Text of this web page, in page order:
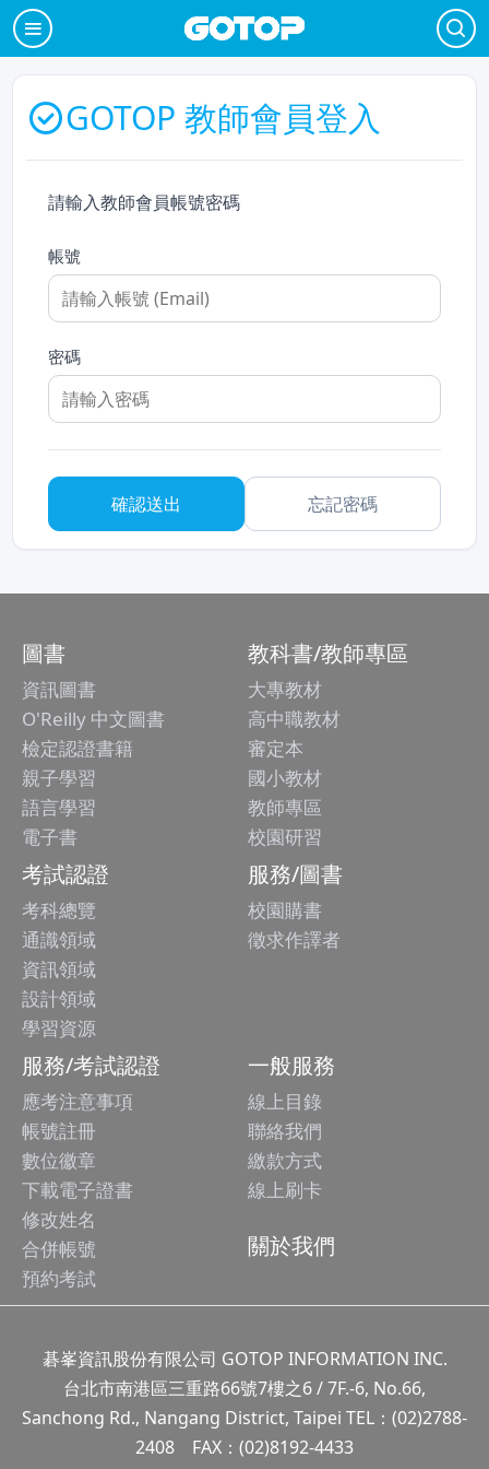
GOTOP 教師會員登入
請輸入教師會員帳號密碼
帳號
密碼
忘記密碼
圖書
資訊圖書
O'Reilly 中文圖書
檢定認證書籍
親子學習
語言學習
電子書
教科書/教師專區
大專教材
高中職教材
審定本
國小教材
教師專區
校園研習
考試認證
考科總覽
通識領域
資訊領域
設計領域
學習資源
服務/圖書
校園購書
徵求作譯者
服務/考試認證
應考注意事項
帳號註冊
數位徽章
下載電子證書
修改姓名
合併帳號
預約考試
一般服務
線上目錄
聯絡我們
繳款方式
線上刷卡
關於我們
碁峯資訊股份有限公司 GOTOP INFORMATION INC.
台北市南港區三重路66號7樓之6 / 7F.-6, No.66,
Sanchong Rd., Nangang District, Taipei TEL：(02)2788-
2408 FAX：(02)8192-4433